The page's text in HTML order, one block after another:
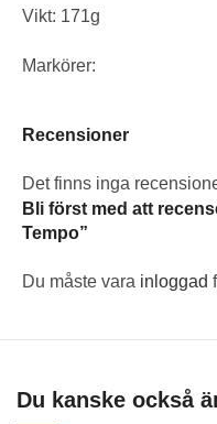
Vikt: 171g
Markörer:
Recensioner
Det finns inga
Bli först med att
Tempo”
Du måste vara inloggad
Du kanske också